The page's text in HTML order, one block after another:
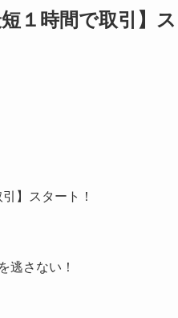
１時間で取引】
】スタート！
逃さない！